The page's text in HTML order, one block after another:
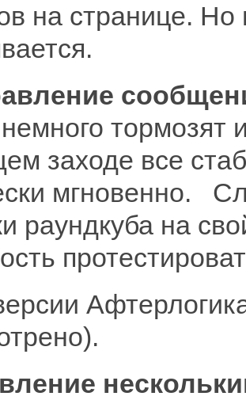
на странице. Но
тормозят
заходе все
мгновенно.
раундкуба на